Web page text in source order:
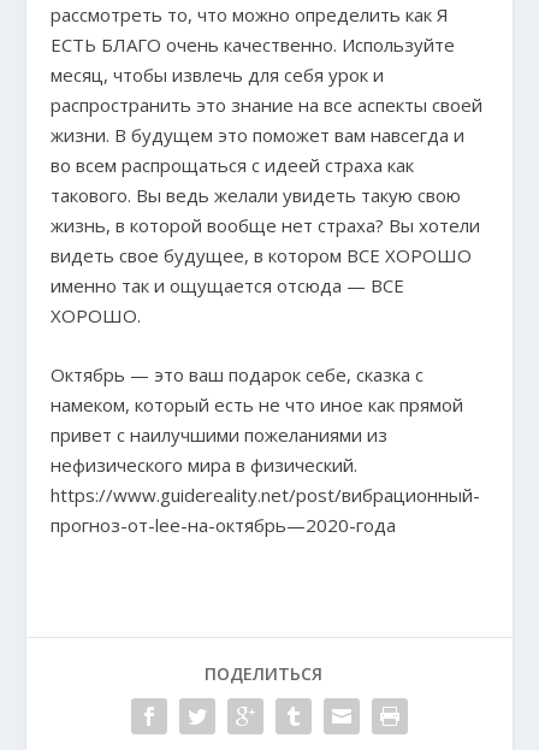
рассмотреть то, что можно определить как Я
ЕСТЬ БЛАГО очень качественно. Используйте
месяц, чтобы извлечь для себя урок и
распространить это знание на все аспекты своей
жизни. В будущем это поможет вам навсегда и
во всем распрощаться с идеей страха как
такового. Вы ведь желали увидеть такую свою
жизнь, в которой вообще нет страха? Вы хотели
видеть свое будущее, в котором ВСЕ ХОРОШО
именно так и ощущается отсюда — ВСЕ
ХОРОШО.
Октябрь — это ваш подарок себе, сказка с
намеком, который есть не что иное как прямой
привет с наилучшими пожеланиями из
нефизического мира в физический.
https://www.guidereality.net/post/вибрационный-
прогноз-от-lee-на-октябрь—2020-года
ПОДЕЛИТЬСЯ